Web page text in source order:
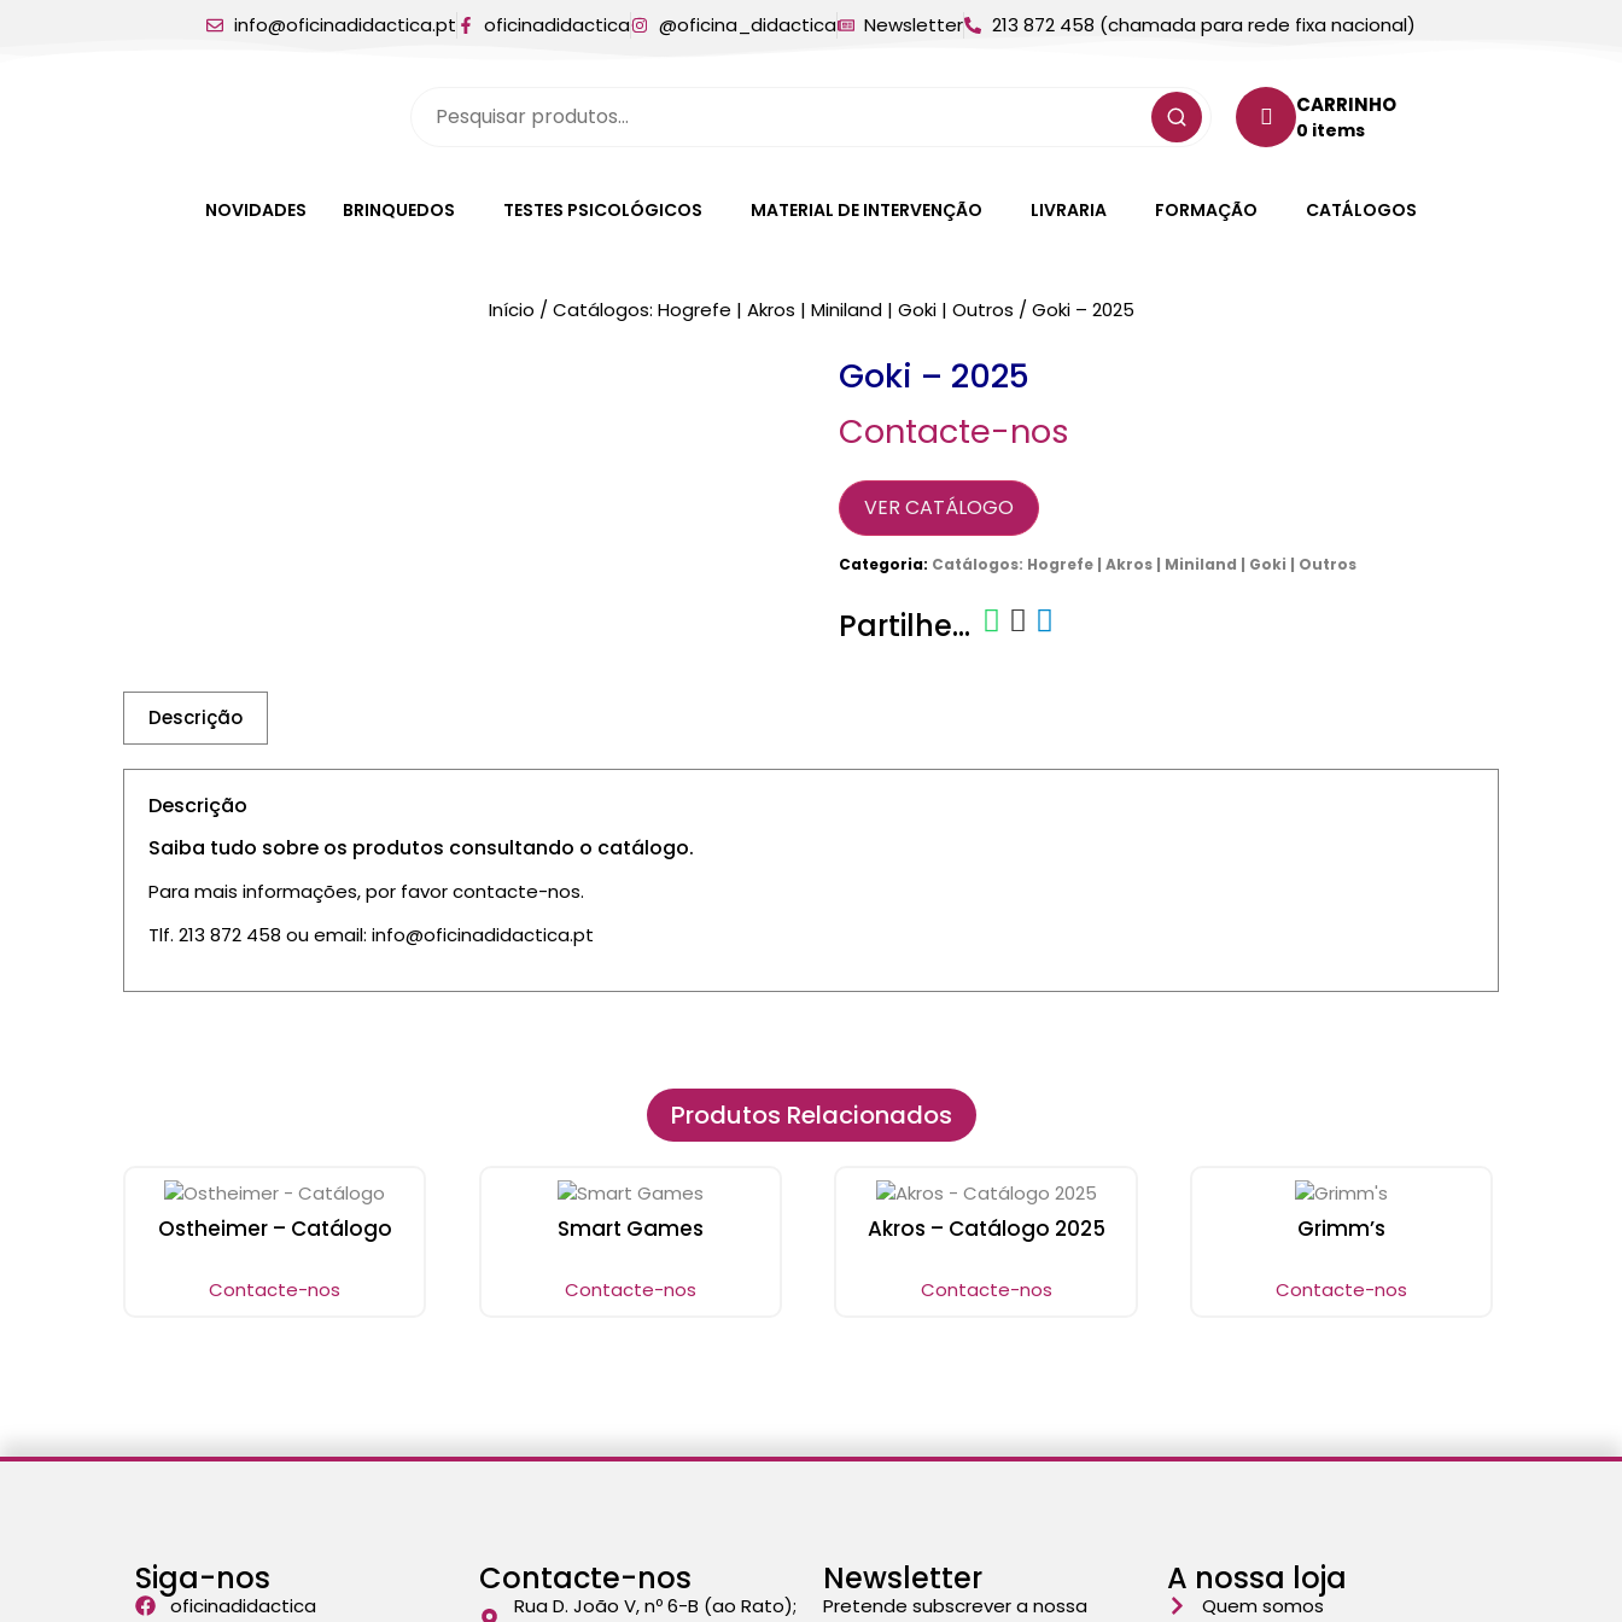
info@oficinadidactica.pt oficinadidactica @oficina_didactica Newsletter 213 872 458 (chamada para rede fixa nacional)
CARRINHO
0 items
NOVIDADES BRINQUEDOS TESTES PSICOLÓGICOS MATERIAL DE INTERVENÇÃO LIVRARIA FORMAÇÃO CATÁLOGOS
Início / Catálogos: Hogrefe | Akros | Miniland | Goki | Outros / Goki – 2025
Goki – 2025
Contacte-nos
VER CATÁLOGO
Categoria: Catálogos: Hogrefe | Akros | Miniland | Goki | Outros
Partilhe...
Descrição
Descrição
Saiba tudo sobre os produtos consultando o catálogo.
Para mais informações, por favor contacte-nos.
Tlf. 213 872 458 ou email: info@oficinadidactica.pt
Produtos Relacionados
Ostheimer – Catálogo
Contacte-nos
Smart Games
Contacte-nos
Akros – Catálogo 2025
Contacte-nos
Grimm’s
Contacte-nos
Siga-nos
oficinadidactica
Contacte-nos
Rua D. João V, nº 6-B (ao Rato);
Newsletter
Pretende subscrever a nossa
A nossa loja
Quem somos